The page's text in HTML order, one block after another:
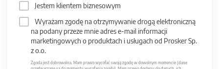
Jestem klientem biznesowym
Wyrażam zgodę na otrzymywanie drogą elektroniczną
na podany przeze mnie adres e-mail informacji
marketingowych o produktach i usługach od Prosker Sp.
z o.o.
Zgoda jest dobrowolna. Mam prawo wycofać swoją zgodę w dowolnym momencie (dane